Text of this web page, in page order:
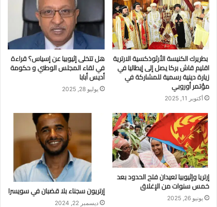
بطريرك الكنيسة الأرثوذكسية الارترية
اقليم قاش بركا يصل إلى إيطاليا في
زيارة دينية رسمية للمشاركة في
مؤتمر أوروبي
أكتوبر 11, 2025
هل تتخلى إثيوبيا عن إسياس؟ قراءة
في لقاء المجلس الوطني و حكومة
أديس أبابا
يوليو 28, 2025
إرتريا وإثيوبيا تعيدان فتح الحدود بعد
خمس سنوات من الإغلاق
يونيو 26, 2025
إرتريون سجناء بلا قضبان في سويسرا
ديسمبر 22, 2024